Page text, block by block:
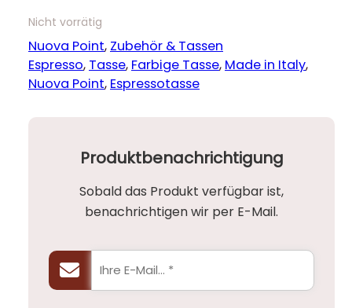
Nicht vorrätig
Nuova Point, Zubehör & Tassen
Espresso, Tasse, Farbige Tasse, Made in Italy
Nuova Point, Espressotasse
Produktbenachrichtigung
Sobald das Produkt verfügbar ist,
benachrichtigen wir per E-Mail.